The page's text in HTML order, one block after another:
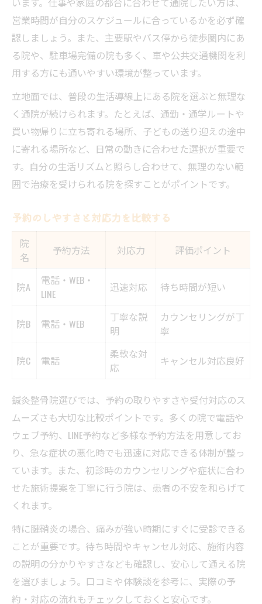
営業時間が自分のスケジュールに合っているかを必ず確
認しましょう。また、主要駅やバス停から徒歩圏内にあ
る院や、駐車場完備の院も多く、車や公共交通機関を利
用する方にも通いやすい環境が整っています。
立地面では、普段の生活導線上にある院を選ぶと無理な
く通院が続けられます。たとえば、通勤・通学ルートや
買い物帰りに立ち寄れる場所、子どもの送り迎えの途中
に寄れる場所など、日常の動きに合わせた選択が重要で
す。自分の生活リズムと照らし合わせて、無理のない範
囲で治療を受けられる院を探すことがポイントです。
予約のしやすさと対応力を比較する
院
名
予約方法 対応力 評価ポイント
院A
電話・WEB・
LINE
迅速対応 待ち時間が短い
院B 電話・WEB
丁寧な説
明
カウンセリングが丁
寧
院C 電話
柔軟な対
応
キャンセル対応良好
鍼灸整骨院選びでは、予約の取りやすさや受付対応のス
ムーズさも大切な比較ポイントです。多くの院で電話や
ウェブ予約、LINE予約など多様な予約方法を用意してお
り、急な症状の悪化時でも迅速に対応できる体制が整っ
ています。また、初診時のカウンセリングや症状に合わ
せた施術提案を丁寧に行う院は、患者の不安を和らげて
くれます。
特に腱鞘炎の場合、痛みが強い時期にすぐに受診できる
ことが重要です。待ち時間やキャンセル対応、施術内容
の説明の分かりやすさなども確認し、安心して通える院
を選びましょう。口コミや体験談を参考に、実際の予
約・対応の流れもチェックしておくと安心です。